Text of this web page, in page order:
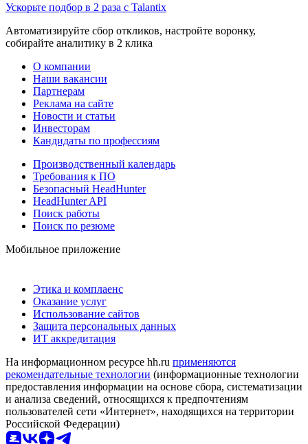
Ускорьте подбор в 2 раза с Talantix
Автоматизируйте сбор откликов, настройте воронку,
собирайте аналитику в 2 клика
О компании
Наши вакансии
Партнерам
Реклама на сайте
Новости и статьи
Инвесторам
Кандидаты по профессиям
Производственный календарь
Требования к ПО
Безопасный HeadHunter
HeadHunter API
Поиск работы
Поиск по резюме
Мобильное приложение
Этика и комплаенс
Оказание услуг
Использование сайтов
Защита персональных данных
ИТ аккредитация
На информационном ресурсе hh.ru применяются
рекомендательные технологии (информационные технологии
предоставления информации на основе сбора, систематизации
и анализа сведений, относящихся к предпочтениям
пользователей сети «Интернет», находящихся на территории
Российской Федерации)